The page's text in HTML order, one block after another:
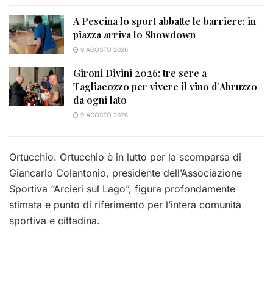
A Pescina lo sport abbatte le barriere: in
piazza arriva lo Showdown
9 AGOSTO 2026
Gironi Divini 2026: tre sere a
Tagliacozzo per vivere il vino d’Abruzzo
da ogni lato
9 AGOSTO 2026
Ortucchio. Ortucchio è in lutto per la scomparsa di
Giancarlo Colantonio, presidente dell’Associazione
Sportiva “Arcieri sul Lago”, figura profondamente
stimata e punto di riferimento per l’intera comunità
sportiva e cittadina.